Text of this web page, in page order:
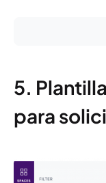
5.
para